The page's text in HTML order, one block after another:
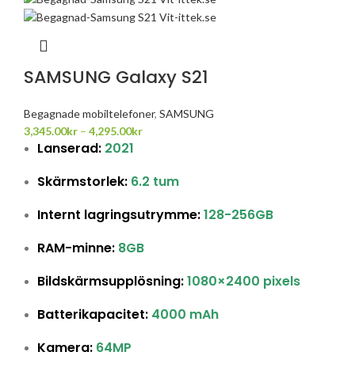
SAMSUNG Galaxy S21
Begagnade mobiltelefoner, SAMSUNG
3,345.00kr – 4,295.00kr
Lanserad: 2021
Skärmstorlek: 6.2 tum
Internt lagringsutrymme:128-256GB
RAM-minne: 8GB
Bildskärmsupplösning:1080×2400 pixels
Batterikapacitet: 4000 mAh
Kamera: 64MP